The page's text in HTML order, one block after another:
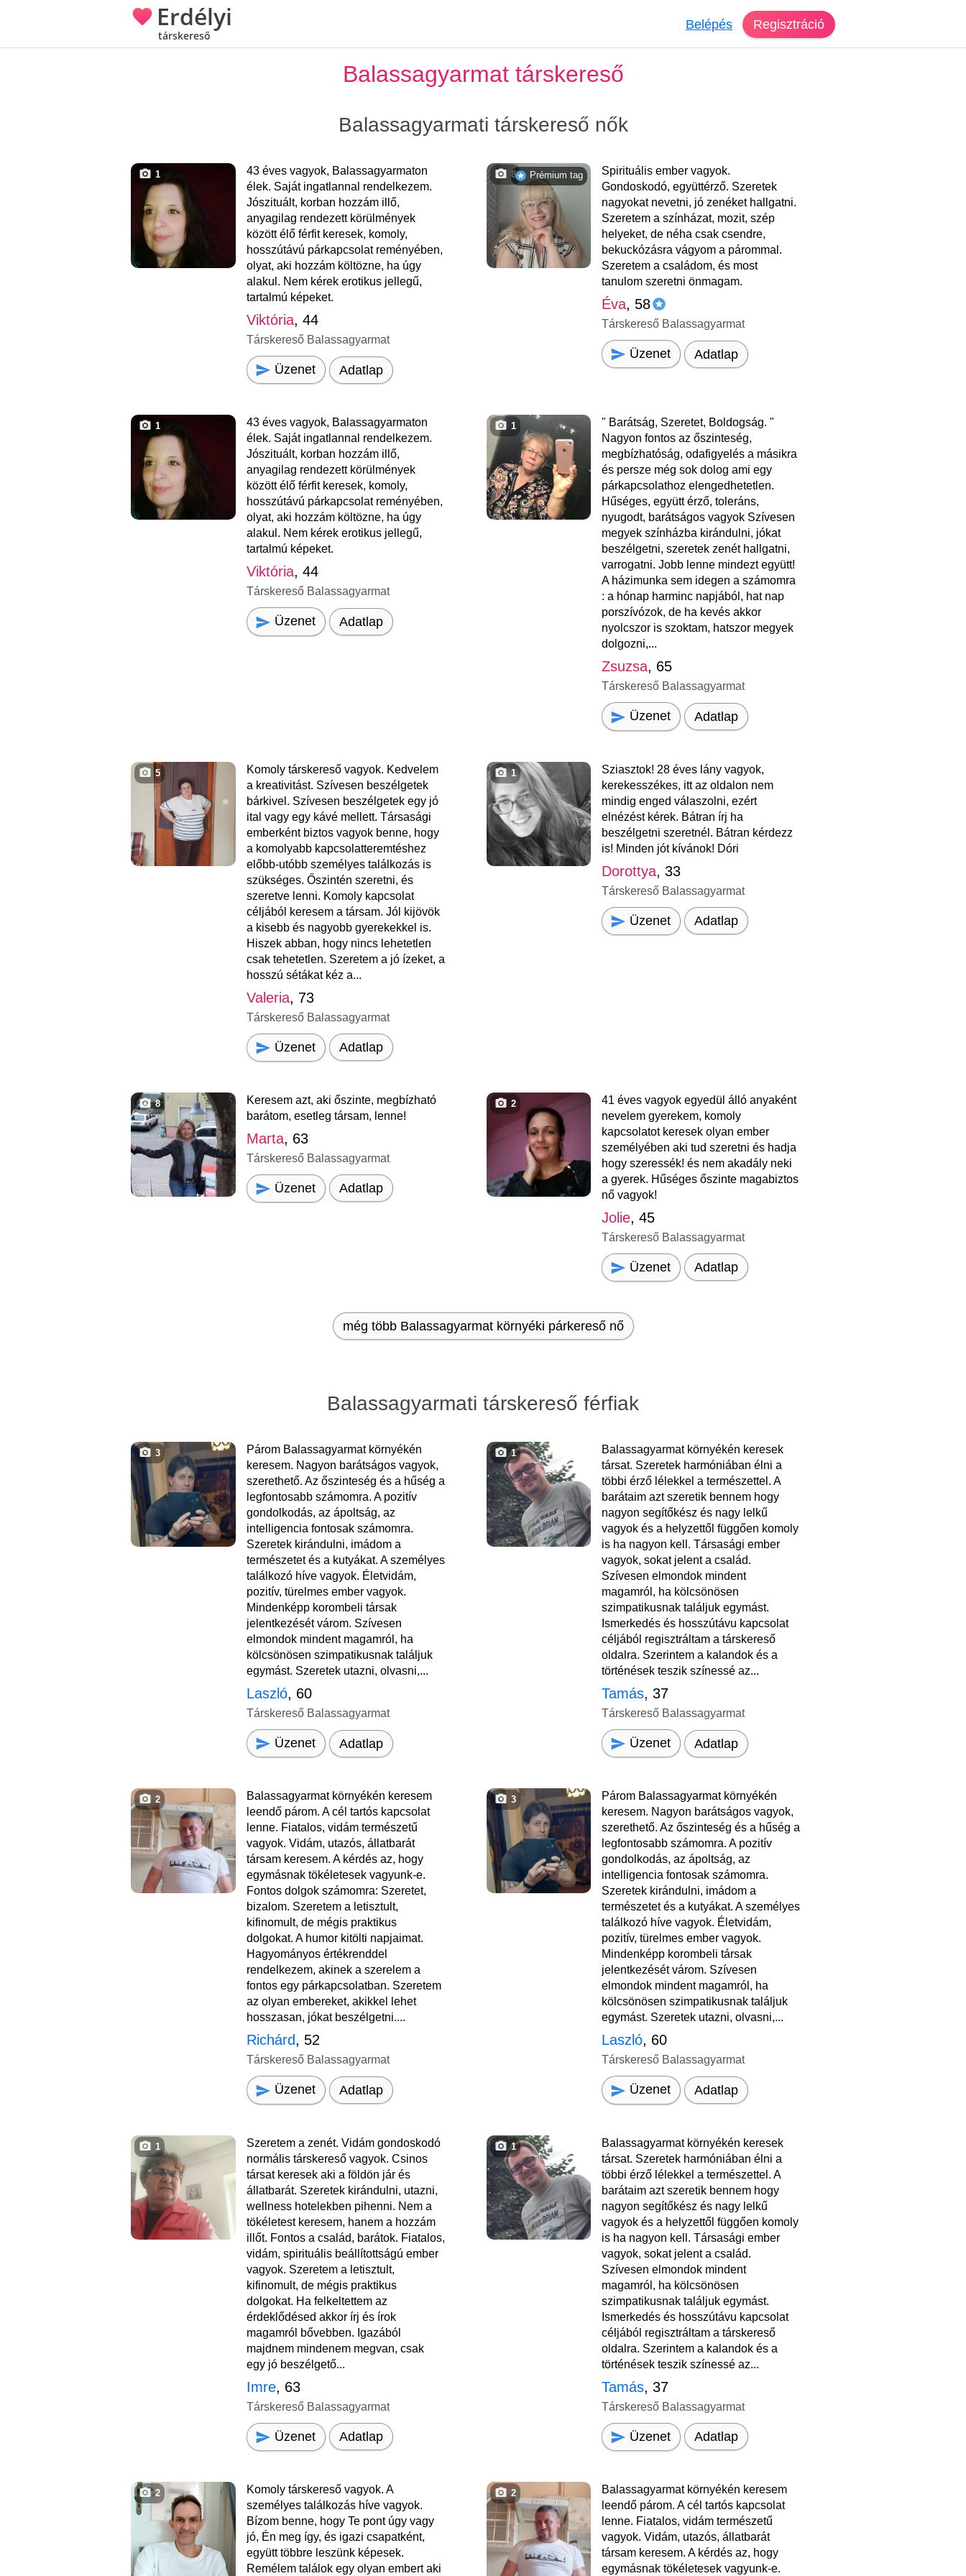
Erdélyi
társkereső
Belépés Regisztráció
Balassagyarmat társkereső
Balassagyarmati társkereső nők
1
43 éves vagyok, Balassagyarmaton
élek. Saját ingatlannal rendelkezem.
Jószituált, korban hozzám illő,
anyagilag rendezett körülmények
között élő férfit keresek, komoly,
hosszútávú párkapcsolat reményében,
olyat, aki hozzám költözne, ha úgy
alakul. Nem kérek erotikus jellegű,
tartalmú képeket.
Viktória, 44
Társkereső Balassagyarmat
Üzenet Adatlap
8 Prémium tag
Spirituális ember vagyok.
Gondoskodó, együttérző. Szeretek
nagyokat nevetni, jó zenéket hallgatni.
Szeretem a színházat, mozit, szép
helyeket, de néha csak csendre,
bekuckózásra vágyom a párommal.
Szeretem a családom, és most
tanulom szeretni önmagam.
Éva, 58
Társkereső Balassagyarmat
Üzenet Adatlap
1
43 éves vagyok, Balassagyarmaton
élek. Saját ingatlannal rendelkezem.
Jószituált, korban hozzám illő,
anyagilag rendezett körülmények
között élő férfit keresek, komoly,
hosszútávú párkapcsolat reményében,
olyat, aki hozzám költözne, ha úgy
alakul. Nem kérek erotikus jellegű,
tartalmú képeket.
Viktória, 44
Társkereső Balassagyarmat
Üzenet Adatlap
1
" Barátság, Szeretet, Boldogság. "
Nagyon fontos az őszinteség,
megbízhatóság, odafigyelés a másikra
és persze még sok dolog ami egy
párkapcsolathoz elengedhetetlen.
Hűséges, együtt érző, toleráns,
nyugodt, barátságos vagyok Szívesen
megyek színházba kirándulni, jókat
beszélgetni, szeretek zenét hallgatni,
varrogatni. Jobb lenne mindezt együtt!
A házimunka sem idegen a számomra
: a hónap harminc napjából, hat nap
porszívózok, de ha kevés akkor
nyolcszor is szoktam, hatszor megyek
dolgozni,...
Zsuzsa, 65
Társkereső Balassagyarmat
Üzenet Adatlap
5
Komoly társkereső vagyok. Kedvelem
a kreativitást. Szívesen beszélgetek
bárkivel. Szívesen beszélgetek egy jó
ital vagy egy kávé mellett. Társasági
emberként biztos vagyok benne, hogy
a komolyabb kapcsolatteremtéshez
előbb-utóbb személyes találkozás is
szükséges. Őszintén szeretni, és
szeretve lenni. Komoly kapcsolat
céljából keresem a társam. Jól kijövök
a kisebb és nagyobb gyerekekkel is.
Hiszek abban, hogy nincs lehetetlen
csak tehetetlen. Szeretem a jó ízeket, a
hosszú sétákat kéz a...
Valeria, 73
Társkereső Balassagyarmat
Üzenet Adatlap
1
Sziasztok! 28 éves lány vagyok,
kerekesszékes, itt az oldalon nem
mindig enged válaszolni, ezért
elnézést kérek. Bátran írj ha
beszélgetni szeretnél. Bátran kérdezz
is! Minden jót kívánok! Dóri
Dorottya, 33
Társkereső Balassagyarmat
Üzenet Adatlap
8
Keresem azt, aki őszinte, megbízható
barátom, esetleg társam, lenne!
Marta, 63
Társkereső Balassagyarmat
Üzenet Adatlap
2
41 éves vagyok egyedül álló anyaként
nevelem gyerekem, komoly
kapcsolatot keresek olyan ember
személyében aki tud szeretni és hadja
hogy szeressék! és nem akadály neki
a gyerek. Hűséges őszinte magabiztos
nő vagyok!
Jolie, 45
Társkereső Balassagyarmat
Üzenet Adatlap
még több Balassagyarmat környéki párkereső nő
Balassagyarmati társkereső férfiak
3
Párom Balassagyarmat környékén
keresem. Nagyon barátságos vagyok,
szerethető. Az őszinteség és a hűség a
legfontosabb számomra. A pozitív
gondolkodás, az ápoltság, az
intelligencia fontosak számomra.
Szeretek kirándulni, imádom a
természetet és a kutyákat. A személyes
találkozó híve vagyok. Életvidám,
pozitív, türelmes ember vagyok.
Mindenképp korombeli társak
jelentkezését várom. Szívesen
elmondok mindent magamról, ha
kölcsönösen szimpatikusnak találjuk
egymást. Szeretek utazni, olvasni,...
Laszló, 60
Társkereső Balassagyarmat
Üzenet Adatlap
1
Balassagyarmat környékén keresek
társat. Szeretek harmóniában élni a
többi érző lélekkel a természettel. A
barátaim azt szeretik bennem hogy
nagyon segítőkész és nagy lelkű
vagyok és a helyzettől függően komoly
is ha nagyon kell. Társasági ember
vagyok, sokat jelent a család.
Szívesen elmondok mindent
magamról, ha kölcsönösen
szimpatikusnak találjuk egymást.
Ismerkedés és hosszútávu kapcsolat
céljából regisztráltam a társkereső
oldalra. Szerintem a kalandok és a
történések teszik színessé az...
Tamás, 37
Társkereső Balassagyarmat
Üzenet Adatlap
2
Balassagyarmat környékén keresem
leendő párom. A cél tartós kapcsolat
lenne. Fiatalos, vidám természetű
vagyok. Vidám, utazós, állatbarát
társam keresem. A kérdés az, hogy
egymásnak tökéletesek vagyunk-e.
Fontos dolgok számomra: Szeretet,
bizalom. Szeretem a letisztult,
kifinomult, de mégis praktikus
dolgokat. A humor kitölti napjaimat.
Hagyományos értékrenddel
rendelkezem, akinek a szerelem a
fontos egy párkapcsolatban. Szeretem
az olyan embereket, akikkel lehet
hosszasan, jókat beszélgetni....
Richárd, 52
Társkereső Balassagyarmat
Üzenet Adatlap
3
Párom Balassagyarmat környékén
keresem. Nagyon barátságos vagyok,
szerethető. Az őszinteség és a hűség a
legfontosabb számomra. A pozitív
gondolkodás, az ápoltság, az
intelligencia fontosak számomra.
Szeretek kirándulni, imádom a
természetet és a kutyákat. A személyes
találkozó híve vagyok. Életvidám,
pozitív, türelmes ember vagyok.
Mindenképp korombeli társak
jelentkezését várom. Szívesen
elmondok mindent magamról, ha
kölcsönösen szimpatikusnak találjuk
egymást. Szeretek utazni, olvasni,...
Laszló, 60
Társkereső Balassagyarmat
Üzenet Adatlap
1
Szeretem a zenét. Vidám gondoskodó
normális társkereső vagyok. Csinos
társat keresek aki a földön jár és
állatbarát. Szeretek kirándulni, utazni,
wellness hotelekben pihenni. Nem a
tökéletest keresem, hanem a hozzám
illőt. Fontos a család, barátok. Fiatalos,
vidám, spirituális beállítottságú ember
vagyok. Szeretem a letisztult,
kifinomult, de mégis praktikus
dolgokat. Ha felkeltettem az
érdeklődésed akkor írj és írok
magamról bővebben. Igazából
majdnem mindenem megvan, csak
egy jó beszélgető...
Imre, 63
Társkereső Balassagyarmat
Üzenet Adatlap
1
Balassagyarmat környékén keresek
társat. Szeretek harmóniában élni a
többi érző lélekkel a természettel. A
barátaim azt szeretik bennem hogy
nagyon segítőkész és nagy lelkű
vagyok és a helyzettől függően komoly
is ha nagyon kell. Társasági ember
vagyok, sokat jelent a család.
Szívesen elmondok mindent
magamról, ha kölcsönösen
szimpatikusnak találjuk egymást.
Ismerkedés és hosszútávu kapcsolat
céljából regisztráltam a társkereső
oldalra. Szerintem a kalandok és a
történések teszik színessé az...
Tamás, 37
Társkereső Balassagyarmat
Üzenet Adatlap
2
Komoly társkereső vagyok. A
személyes találkozás híve vagyok.
Bízom benne, hogy Te pont úgy vagy
jó, Én meg így, és igazi csapatként,
együtt többre leszünk képesek.
Remélem találok egy olyan embert aki
2
Balassagyarmat környékén keresem
leendő párom. A cél tartós kapcsolat
lenne. Fiatalos, vidám természetű
vagyok. Vidám, utazós, állatbarát
társam keresem. A kérdés az, hogy
egymásnak tökéletesek vagyunk-e.